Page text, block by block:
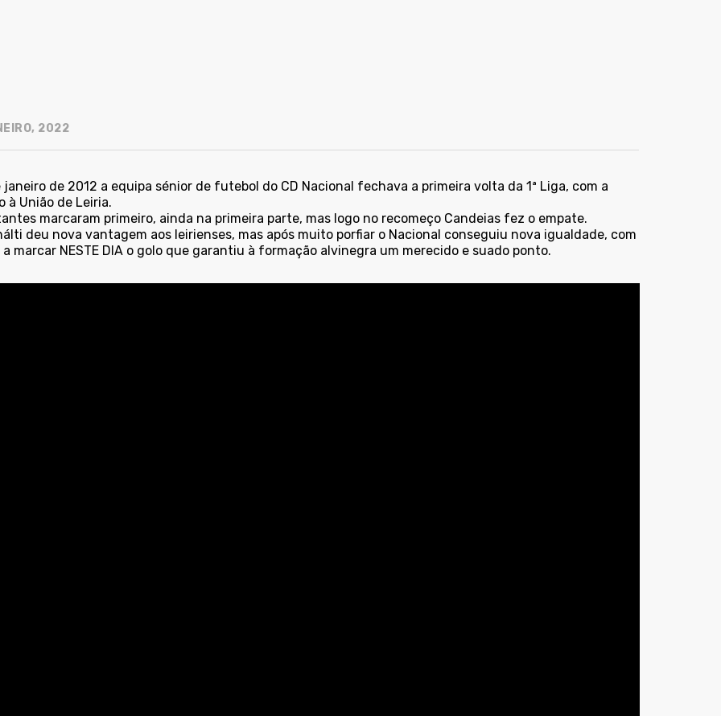
2022
janeiro de 2012 a equipa sénior de futebol do CD Nacional fechava a primeira volta da 1ª Liga, com a
à União de Leiria.
marcaram primeiro, ainda na primeira parte, mas logo no recomeço Candeias fez o empate.
deu nova vantagem aos leirienses, mas após muito porfiar o Nacional conseguiu nova igualdade, com
a marcar NESTE DIA o golo que garantiu à formação alvinegra um merecido e suado ponto.